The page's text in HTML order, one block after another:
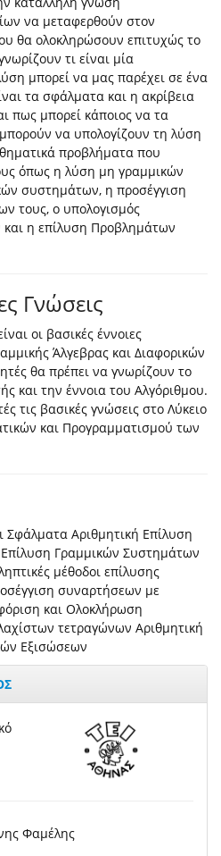
να μεταφερθούν στον
θα ολοκληρώσουν επιτυχώς το
τι είναι μία
μπορεί να μας παρέχει σε ένα
τα σφάλματα και η ακρίβεια
πως μπορεί κάποιος να τα
να υπολογίζουν τη λύση
προβλήματα που
όπως η λύση μη γραμμικών
συστημάτων, η προσέγγιση
τους, ο υπολογισμός
η επίλυση Προβλημάτων
Γνώσεις
οι βασικές έννοιες
Άλγεβρας και Διαφορικών
θα πρέπει να γνωρίζουν το
και την έννοια του Αλγόριθμου.
τις βασικές γνώσεις στο Λύκειο
και Προγραμματισμού των
Σφάλματα Αριθμητική Επίλυση
Γραμμικών Συστημάτων
μέθοδοι επίλυσης
συναρτήσεων με
και Ολοκλήρωση
τετραγώνων Αριθμητική
Εξισώσεων
Φαμέλης